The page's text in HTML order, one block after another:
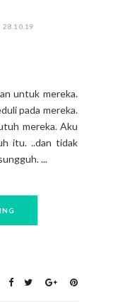
28.10.19
untuk mereka.
pada mereka.
mereka. Aku
itu. ..dan tidak
...